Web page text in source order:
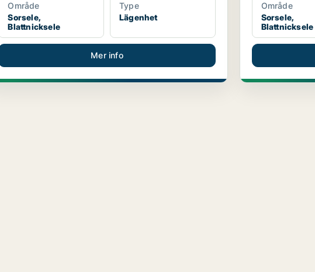
Område
Sorsele,
Blattnicksele
Type
Lägenhet
Mer info
Område
Sorsele,
Blattnicksele